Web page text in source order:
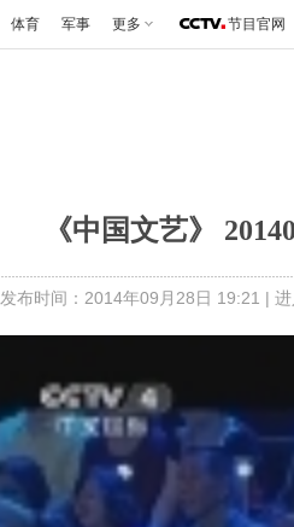
体育 军事 更多 节目官网
《中国文艺》
发布时间：2014年09月28日 19:21 |